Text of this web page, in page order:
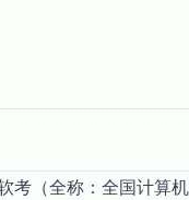
（全称：全国计算机